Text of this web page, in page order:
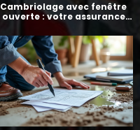
Cambriolage avec fenêtre
ouverte : votre assurance
paie-t-elle ?